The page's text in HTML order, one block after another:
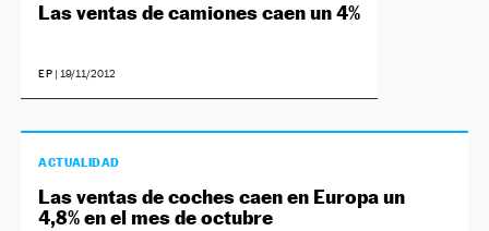
Las ventas de camiones caen un 4%
EP | 19/11/2012
ACTUALIDAD
Las ventas de coches caen en Europa un
4,8% en el mes de octubre